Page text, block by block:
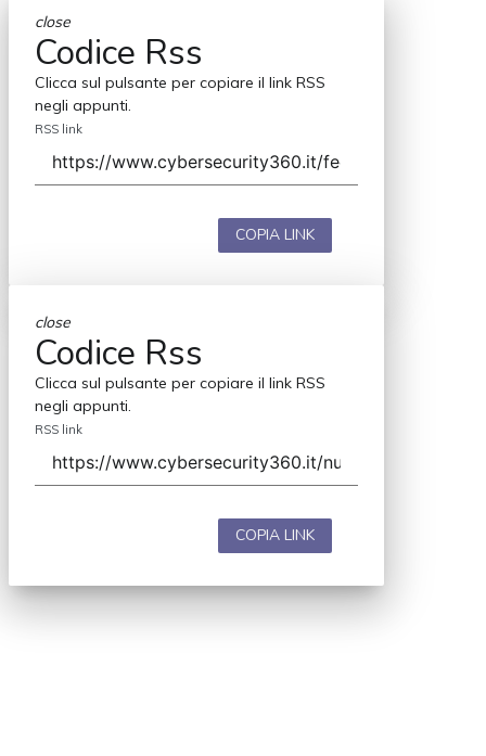
close
Codice Rss
Clicca sul pulsante per copiare il link RSS
negli appunti.
RSS link
COPIA LINK
close
Codice Rss
Clicca sul pulsante per copiare il link RSS
negli appunti.
RSS link
COPIA LINK